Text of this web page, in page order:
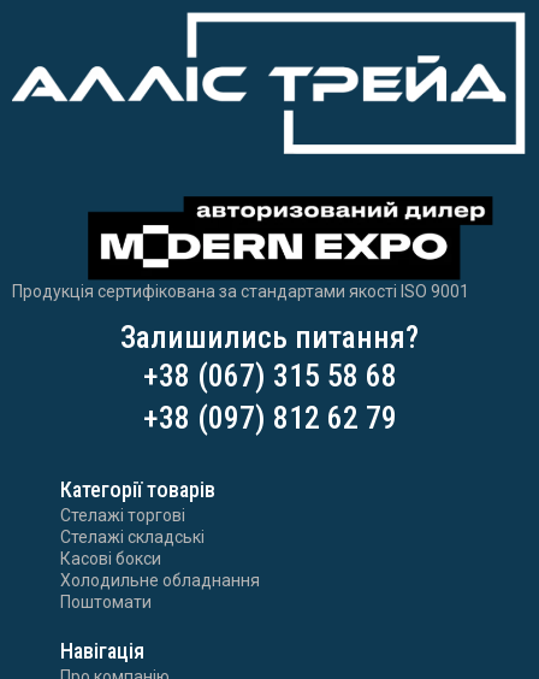
Продукція сертифікована за стандартами якості ISO 9001
Залишились питання?
+38 (067) 315 58 68
+38 (097) 812 62 79
Категорії товарів
Стелажі торгові
Стелажі складські
Касові бокси
Холодильне обладнання
Поштомати
Навігація